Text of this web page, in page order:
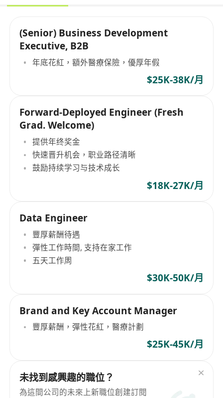
(Senior) Business Development
Executive, B2B
年底花紅，額外醫療保險，優厚年假
$25K-38K/月
Forward-Deployed Engineer (Fresh
Grad. Welcome)
提供年终奖金
快速晋升机会，职业路径清晰
鼓励持续学习与技术成长
$18K-27K/月
Data Engineer
豐厚薪酬待遇
彈性工作時間, 支持在家工作
五天工作周
$30K-50K/月
Brand and Key Account Manager
豐厚薪酬，彈性花紅，醫療計劃
$25K-45K/月
未找到感興趣的職位？
為這間公司的未來上新職位創建訂閱